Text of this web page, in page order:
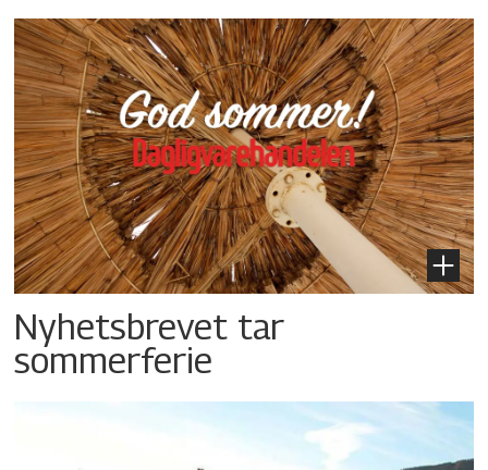
Nyhetsbrevet tar
sommerferie